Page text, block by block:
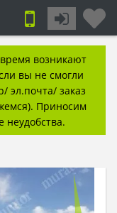
возникают
вы не смогли
эл.почта/ заказ
Приносим